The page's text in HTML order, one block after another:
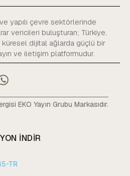
yapılı çevre sektörlerinde
vericileri buluşturan; Türkiye,
küresel dijital ağlarda güçlü bir
ve iletişim platformudur.
EKO Yayın Grubu Markasıdır.
INDIR